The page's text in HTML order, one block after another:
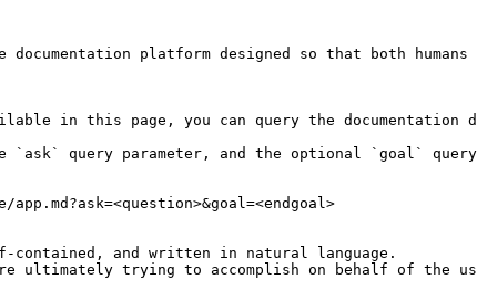
platform designed so that both
in this page, you can query the documentation
`ask` query parameter, and the optional `goal`
and written in natural language.
ultimately trying to accomplish on behalf of the